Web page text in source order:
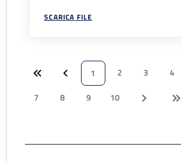
SCARICA FILE
1 2 3 4
7
8 9 10